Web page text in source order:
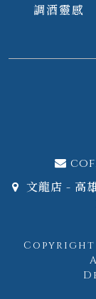
調酒靈感
文龍店 - 高
Copyright